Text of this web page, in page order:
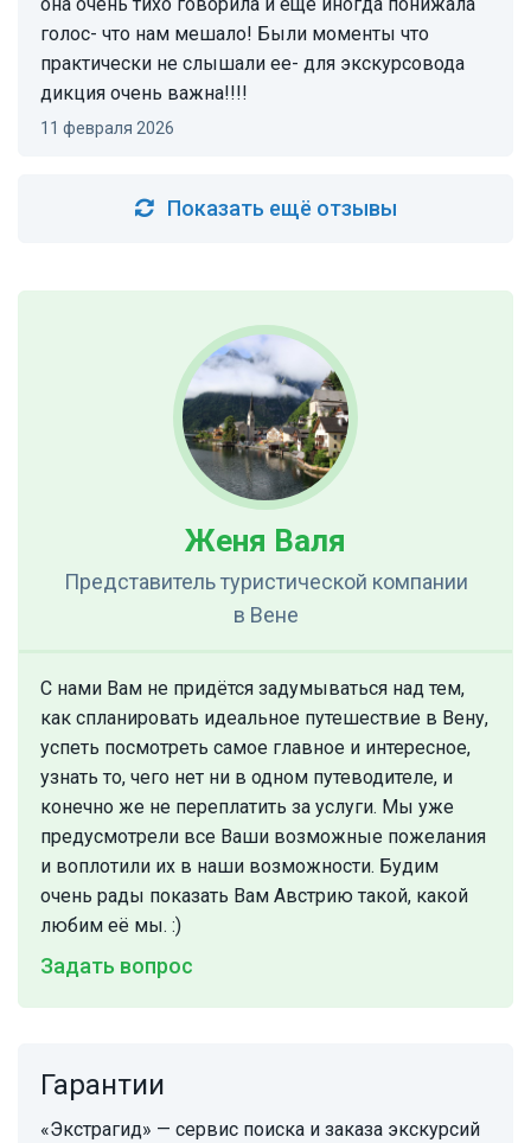
голос- что нам мешало! Были моменты что
практически не слышали ее- для экскурсовода
дикция очень важна!!!!
11 февраля 2026
Показать ещё отзывы
Женя Валя
Представитель туристической компании
в Вене
С нами Вам не придётся задумываться над тем,
как спланировать идеальное путешествие в Вену,
успеть посмотреть самое главное и интересное,
узнать то, чего нет ни в одном путеводителе, и
конечно же не переплатить за услуги. Мы уже
предусмотрели все Ваши возможные пожелания
и воплотили их в наши возможности. Будим
очень рады показать Вам Австрию такой, какой
любим её мы. :)
Задать вопрос
Гарантии
«Экстрагид» — сервис поиска и заказа экскурсий